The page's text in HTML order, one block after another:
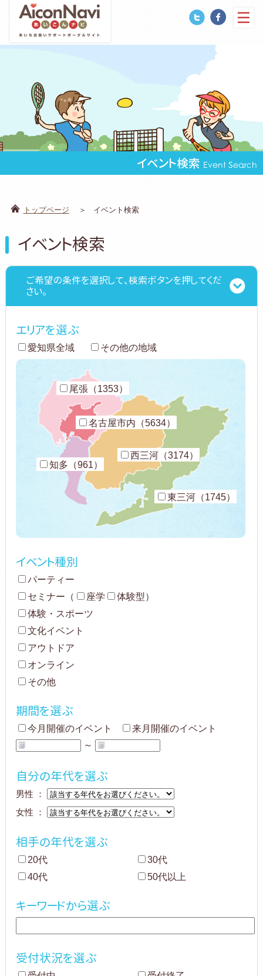
イベント検索 Event Search
トップページ イベント検索
イベント検索
ご希望の条件を選択して、検索ボタンを押してくだ
さい。
エリアを選ぶ
愛知県全域 その他の地域
名古屋市内（5634）
尾張（1353）
知多（961）
西三河（3174）
東三河（1745）
イベント種別
パーティー
セミナー （ 座学 体験型）
体験・スポーツ
文化イベント
アウトドア
オンライン
その他
期間を選ぶ
今月開催のイベント
来月開催のイベント
～
自分の年代を選ぶ
男性 ：
女性 ：
相手の年代を選ぶ
20代
30代
40代
50代以上
キーワードから選ぶ
受付状況を選ぶ